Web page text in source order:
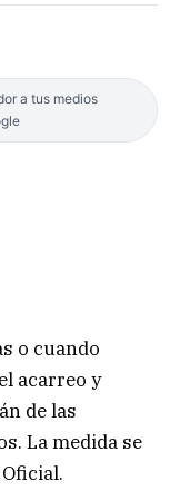
a tus medios
o cuando
acarreo y
de las
La medida se